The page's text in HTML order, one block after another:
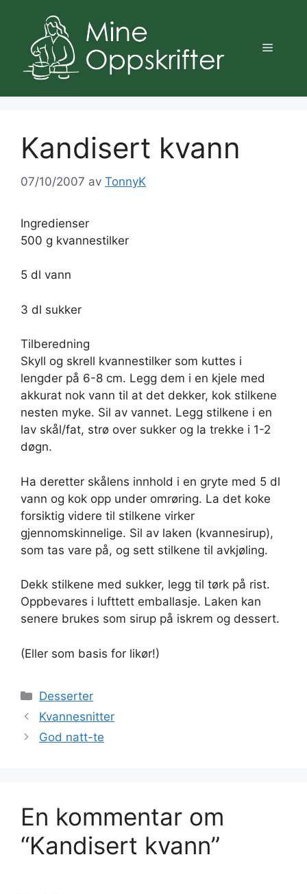
innhold
Meny
Kandisert kvann
07/10/2007 av TonnyK
Ingredienser
500 g kvannestilker
5 dl vann
3 dl sukker
Tilberedning
Skyll og skrell kvannestilker som kuttes i
lengder på 6-8 cm. Legg dem i en kjele med
akkurat nok vann til at det dekker, kok stilkene
nesten myke. Sil av vannet. Legg stilkene i en
lav skål/fat, strø over sukker og la trekke i 1-2
døgn.
Ha deretter skålens innhold i en gryte med 5 dl
vann og kok opp under omrøring. La det koke
forsiktig videre til stilkene virker
gjennomskinnelige. Sil av laken (kvannesirup),
som tas vare på, og sett stilkene til avkjøling.
Dekk stilkene med sukker, legg til tørk på rist.
Oppbevares i lufttett emballasje. Laken kan
senere brukes som sirup på iskrem og dessert.
(Eller som basis for likør!)
Kategorier
Desserter
Kvannesnitter
God natt-te
En kommentar om
“Kandisert kvann”